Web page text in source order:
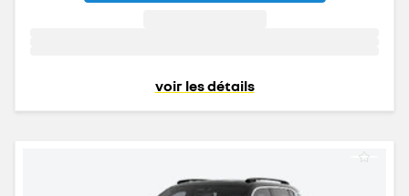
voir les détails